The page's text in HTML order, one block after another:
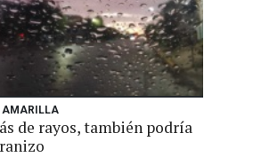
AMARILLA
de rayos, también podría